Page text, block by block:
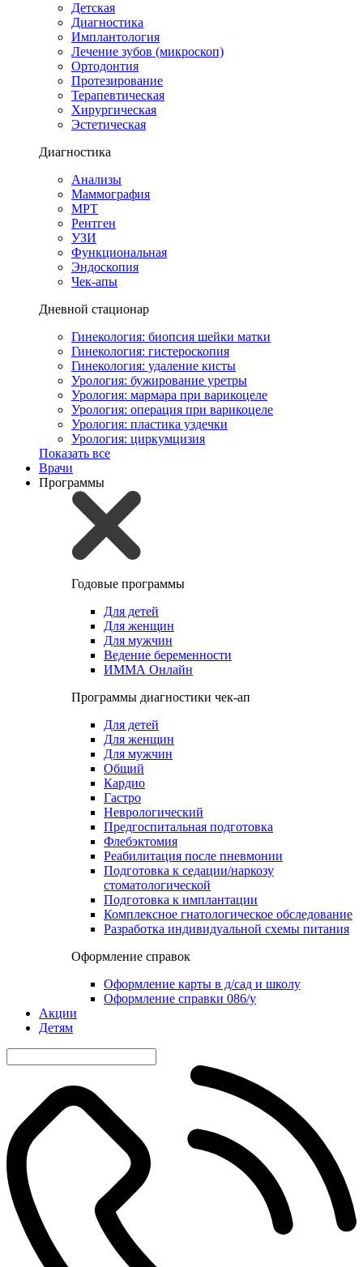
Детская
Диагностика
Имплантология
Лечение зубов (микроскоп)
Ортодонтия
Протезирование
Терапевтическая
Хирургическая
Эстетическая
Диагностика
Анализы
Маммография
МРТ
Рентген
УЗИ
Функциональная
Эндоскопия
Чек-апы
Дневной стационар
Гинекология: биопсия шейки матки
Гинекология: гистероскопия
Гинекология: удаление кисты
Урология: бужирование уретры
Урология: мармара при варикоцеле
Урология: операция при варикоцеле
Урология: пластика уздечки
Урология: циркумцизия
Показать все
Врачи
Программы
Годовые программы
Для детей
Для женщин
Для мужчин
Ведение беременности
ИММА Онлайн
Программы диагностики чек-ап
Для детей
Для женщин
Для мужчин
Общий
Кардио
Гастро
Неврологический
Предгоспитальная подготовка
Флебэктомия
Реабилитация после пневмонии
Подготовка к седации/наркозу
стоматологической
Подготовка к имплантации
Комплексное гнатологическое обследование
Разработка индивидуальной схемы питания
Оформление справок
Оформление карты в д/сад и школу
Оформление справки 086/у
Акции
Детям